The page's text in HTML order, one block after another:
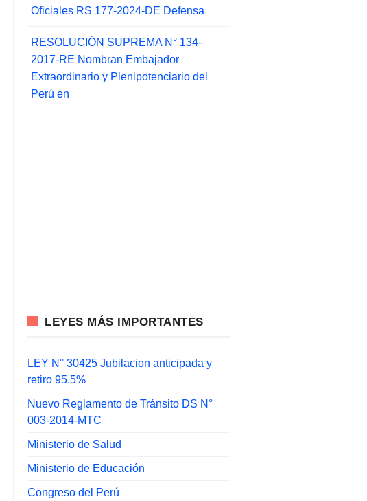
Oficiales RS 177-2024-DE Defensa
RESOLUCIÓN SUPREMA N° 134-
2017-RE Nombran Embajador
Extraordinario y Plenipotenciario del
Perú en
LEYES MÁS IMPORTANTES
LEY N° 30425 Jubilacion anticipada y
retiro 95.5%
Nuevo Reglamento de Tránsito DS N°
003-2014-MTC
Ministerio de Salud
Ministerio de Educación
Congreso del Perú